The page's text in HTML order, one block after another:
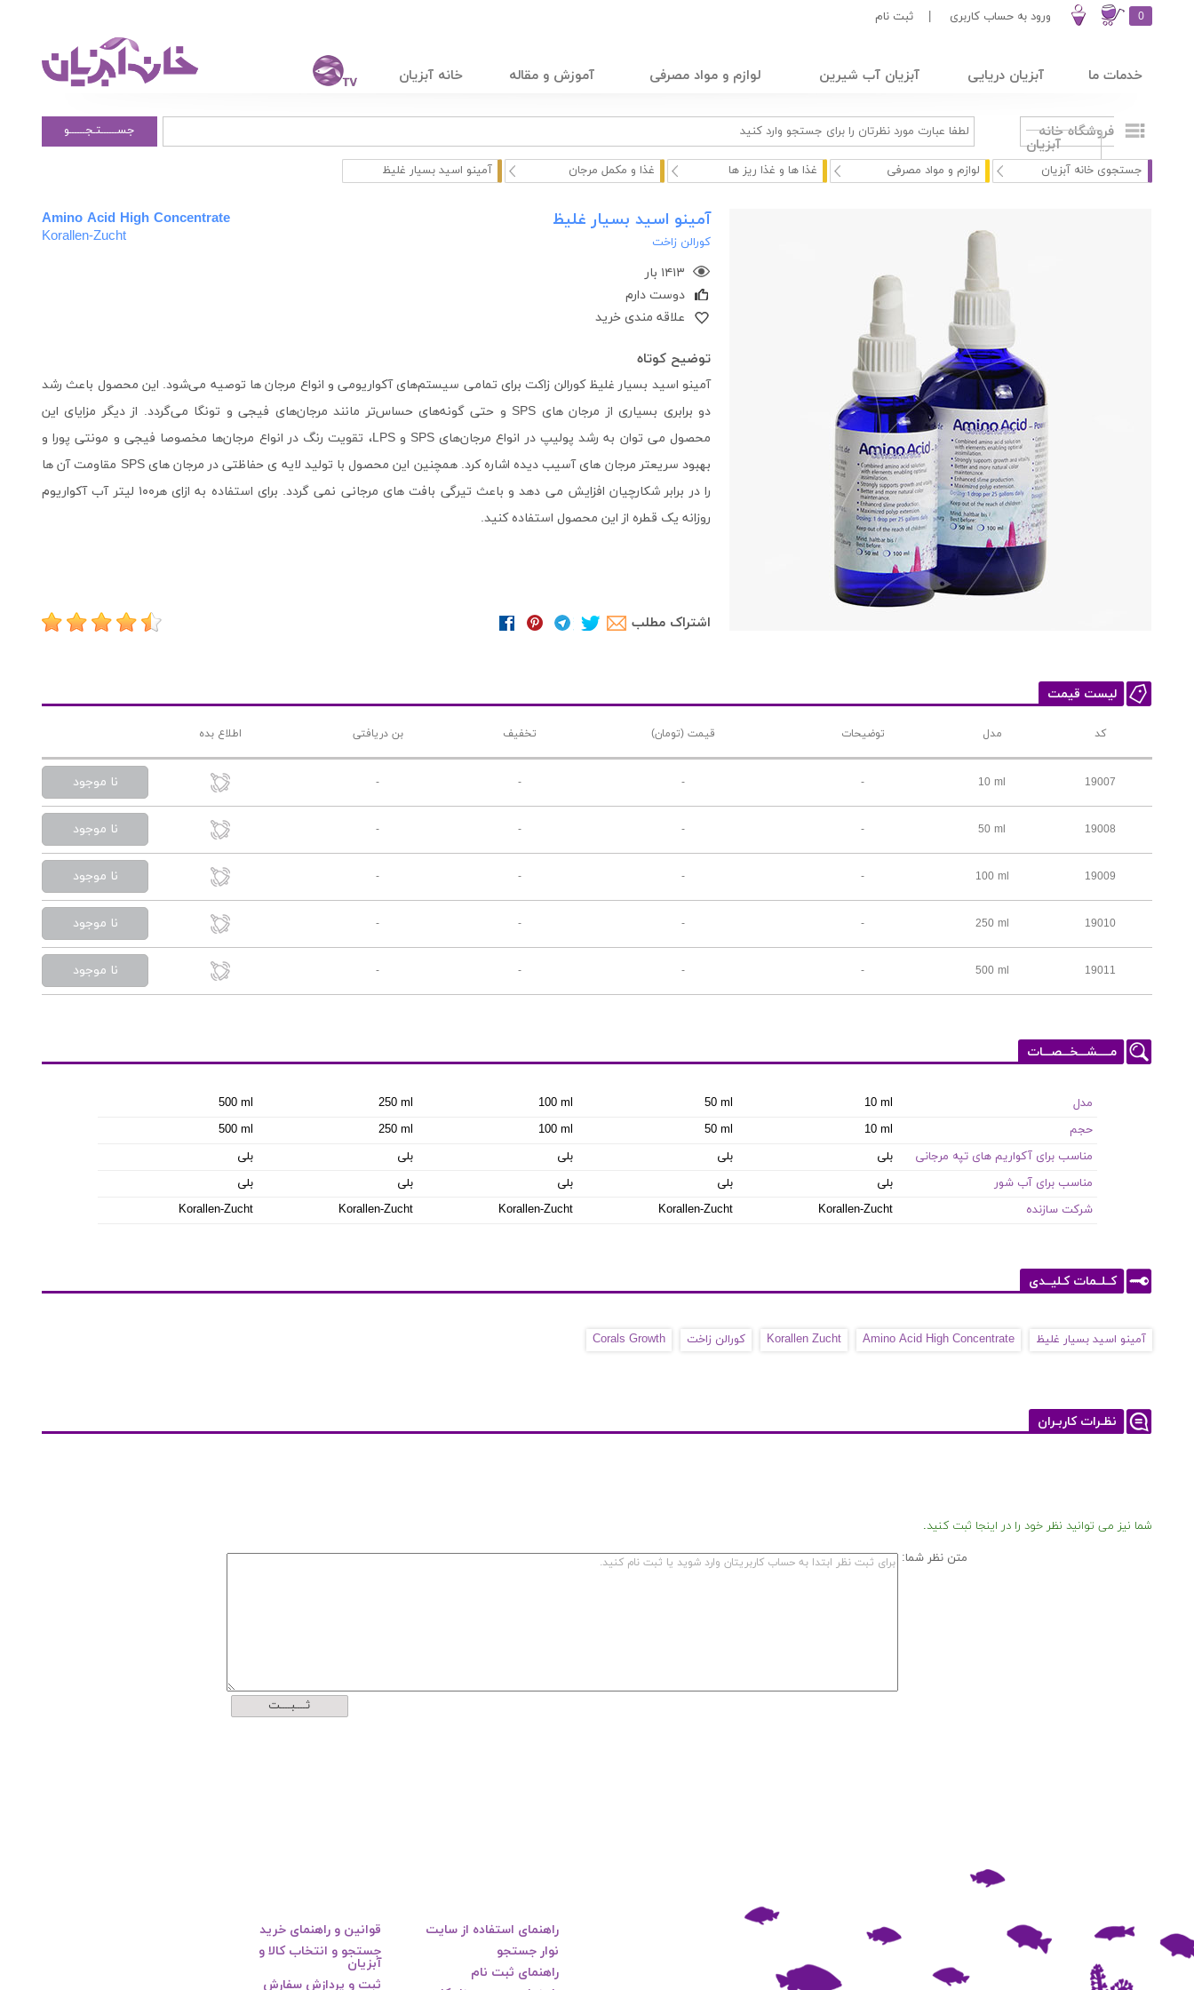
0 ورود به حساب کاربری ثبت نام
خدمات ما آبزیان دریایی آبزیان آب شیرین لوازم و مواد مصرفی آموزش و مقاله خانه آبزیان
فروشگاه خانه
آبزیان
جســــــتـجــــــو
جستجوی خانه آبزیان لوازم و مواد مصرفی غذا ها و غذا ریز ها غذا و مکمل مرجان آمینو اسید بسیار غلیظ
آمینو اسید بسیار غلیظ
کورالن زاخت
۱۴۱۳ بار
دوست دارم
علاقه مندی خرید
Amino Acid High Concentrate
Korallen-Zucht
توضیح کوتاه
آمینو اسید بسیار غلیظ کورالن زاکت برای تمامی سیستم‌های آکواریومی و انواع مرجان ها توصیه می‌شود. این محصول باعث رشد
دو برابری بسیاری از مرجان های SPS و حتی گونه‌های حساس‌تر مانند مرجان‌های فیجی و تونگا می‌گردد. از دیگر مزایای این
محصول می توان به رشد پولیپ در انواع مرجان‌های SPS و LPS، تقویت رنگ در انواع مرجان‌ها مخصوصا فیجی و مونتی پورا و
بهبود سریعتر مرجان های آسیب دیده اشاره کرد. همچنین این محصول با تولید لایه ی حفاظتی در مرجان های SPS مقاومت آن ها
را در برابر شکارچیان افزایش می دهد و باعث تیرگی بافت های مرجانی نمی گردد. برای استفاده به ازای هر۱۰۰ لیتر آب آکواریوم
روزانه یک قطره از این محصول استفاده کنید.
اشتراک مطلب
لیست قیمت
کد مدل توضیحات قیمت (تومان) تخفیف بن دریافتی اطلاع بده
19007
10 ml
-
-
-
- نا موجود
19008
50 ml
-
-
-
- نا موجود
19009
100 ml
-
-
-
- نا موجود
19010
250 ml
-
-
-
- نا موجود
19011
500 ml
-
-
-
- نا موجود
مـــــشـــخـــصـــات
مدل 10 ml
50 ml
100 ml
250 ml
500 ml
حجم
10 ml
50 ml
100 ml
250 ml
500 ml
مناسب برای آکواریم های تپه مرجانی
بلی بلی بلی بلی
بلی
مناسب برای آب شور
بلی بلی بلی بلی
بلی
شرکت سازنده
Korallen-Zucht
Korallen-Zucht
Korallen-Zucht
Korallen-Zucht
Korallen-Zucht
کــلــمات کـلیــدی
آمینو اسید بسیار غلیظ Amino Acid High Concentrate
Korallen Zucht کورالن زاخت Corals Growth
نظـرات کاربـران
شما نیز می توانید نظر خود را در اینجا ثبت کنید.
متن نظر شما:
ثــــبــــت
راهنمای استفاده از سایت
نوار جستجو
راهنمای ثبت نام
قوانین و راهنمای خرید
جستجو و انتخاب کالا و
آبزیان
ثبت و پردازش سفارش